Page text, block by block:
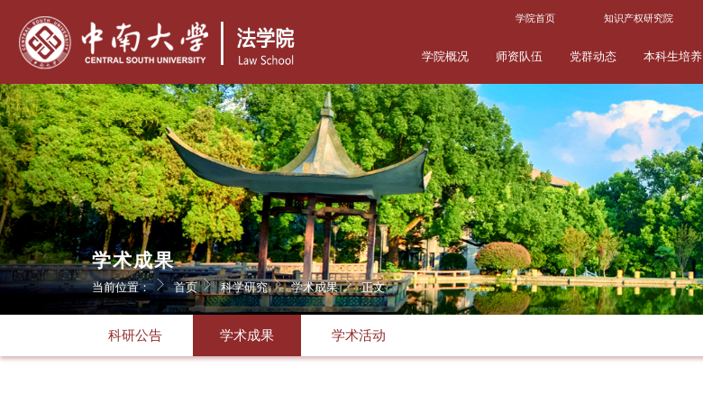
学院首页 知识产权研究院
学院概况 师资队伍 党群动态 本科生培养
学术成果
当前位置： 首页 科学研究 学术成果 正文
科研公告 学术成果 学术活动